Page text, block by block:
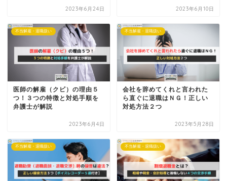
2023年6月24日 2023年6月10日
不当解雇・退職扱い
医師の解雇（クビ）の理由５
つ！３つの特徴と対処手順を
弁護士が解説
2023年6月4日
不当解雇・退職扱い
会社を辞めてくれと言われた
ら直ぐに退職はＮＧ！正しい
対処方法２つ
2023年5月28日
不当解雇・退職扱い 不当解雇・退職扱い